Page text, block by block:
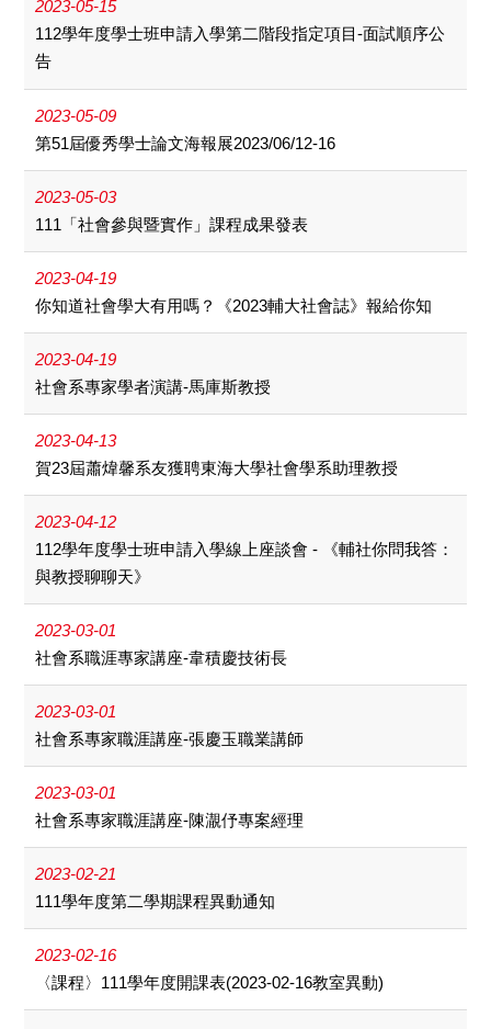
2023-05-15
112學年度學士班申請入學第二階段指定項目-面試順序公
告
2023-05-09
第51屆優秀學士論文海報展2023/06/12-16
2023-05-03
111「社會參與暨實作」課程成果發表
2023-04-19
你知道社會學大有用嗎？《2023輔大社會誌》報給你知
2023-04-19
社會系專家學者演講-馬庫斯教授
2023-04-13
賀23屆蕭煒馨系友獲聘東海大學社會學系助理教授
2023-04-12
112學年度學士班申請入學線上座談會 - 《輔社你問我答：
與教授聊聊天》
2023-03-01
社會系職涯專家講座-韋積慶技術長
2023-03-01
社會系專家職涯講座-張慶玉職業講師
2023-03-01
社會系專家職涯講座-陳㵾伃專案經理
2023-02-21
111學年度第二學期課程異動通知
2023-02-16
〈課程〉111學年度開課表(2023-02-16教室異動)